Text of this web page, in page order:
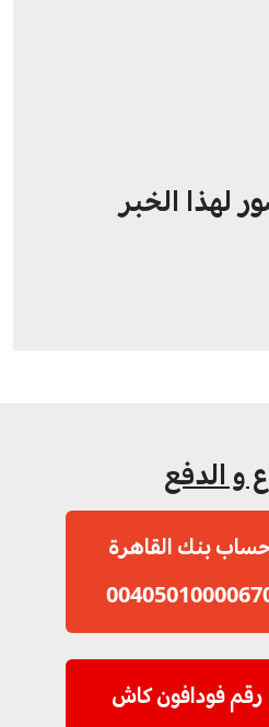
لهذا الخبر
و الدفع
بنك القاهرة
رقم فودافون كاش